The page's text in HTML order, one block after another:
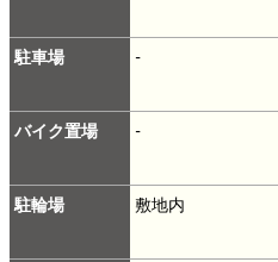
駐車場 -
バイク置場 -
駐輪場 敷地内